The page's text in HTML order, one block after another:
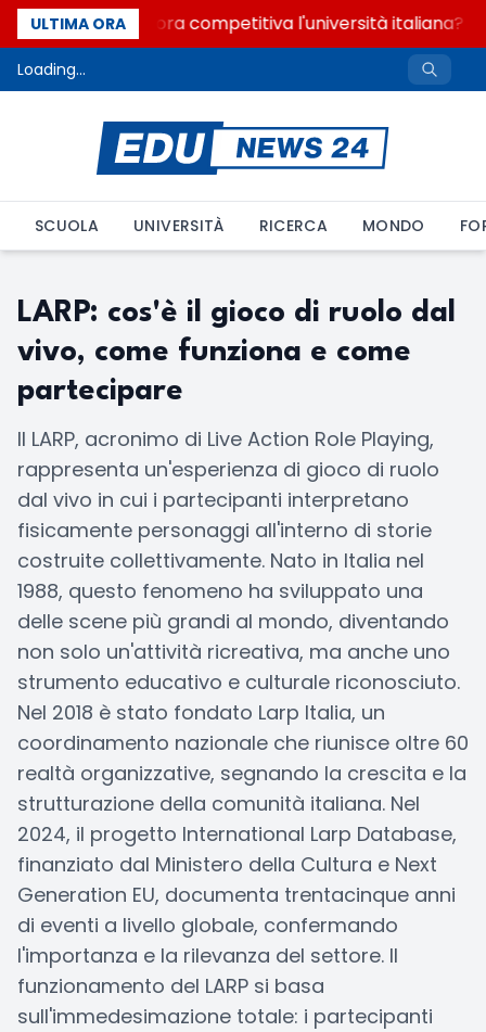
ULTIMA ORA
Quanto è ancora competitiva l'università italiana?
Loading...
SCUOLA UNIVERSITÀ RICERCA MONDO
LARP: cos'è il gioco di ruolo dal
vivo, come funziona e come
partecipare
Il LARP, acronimo di Live Action Role Playing,
rappresenta un'esperienza di gioco di ruolo
dal vivo in cui i partecipanti interpretano
fisicamente personaggi all'interno di storie
costruite collettivamente. Nato in Italia nel
1988, questo fenomeno ha sviluppato una
delle scene più grandi al mondo, diventando
non solo un'attività ricreativa, ma anche uno
strumento educativo e culturale riconosciuto.
Nel 2018 è stato fondato Larp Italia, un
coordinamento nazionale che riunisce oltre 60
realtà organizzative, segnando la crescita e la
strutturazione della comunità italiana. Nel
2024, il progetto International Larp Database,
finanziato dal Ministero della Cultura e Next
Generation EU, documenta trentacinque anni
di eventi a livello globale, confermando
l'importanza e la rilevanza del settore. Il
funzionamento del LARP si basa
sull'immedesimazione totale: i partecipanti